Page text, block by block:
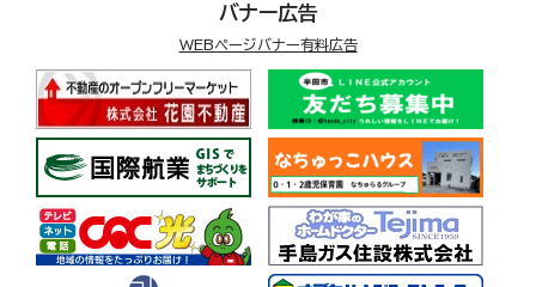
バナー広告
WEBページバナー有料広告